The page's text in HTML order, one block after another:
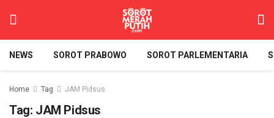
NEWS SOROT PRABOWO SOROT PARLEMENTARIA
Home Tag JAM Pidsus
Tag: JAM Pidsus